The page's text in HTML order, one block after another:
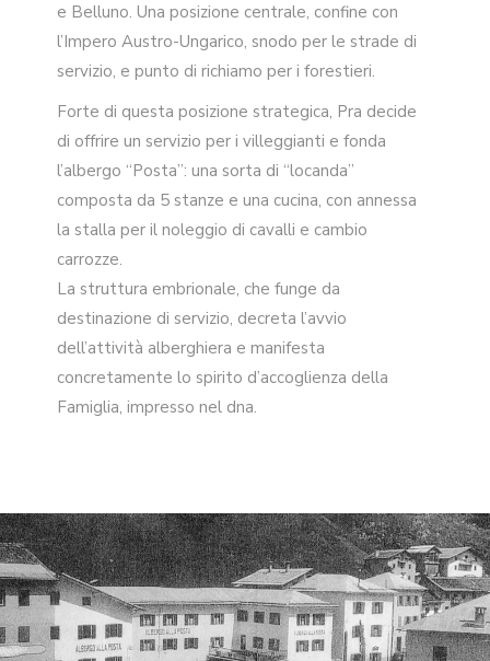
e Belluno. Una posizione centrale, confine con
l’Impero Austro-Ungarico, snodo per le strade di
servizio, e punto di richiamo per i forestieri.
Forte di questa posizione strategica, Pra decide
di offrire un servizio per i villeggianti e fonda
l’albergo “Posta”: una sorta di “locanda”
composta da 5 stanze e una cucina, con annessa
la stalla per il noleggio di cavalli e cambio
carrozze.
La struttura embrionale, che funge da
destinazione di servizio, decreta l’avvio
dell’attività alberghiera e manifesta
concretamente lo spirito d’accoglienza della
Famiglia, impresso nel dna.